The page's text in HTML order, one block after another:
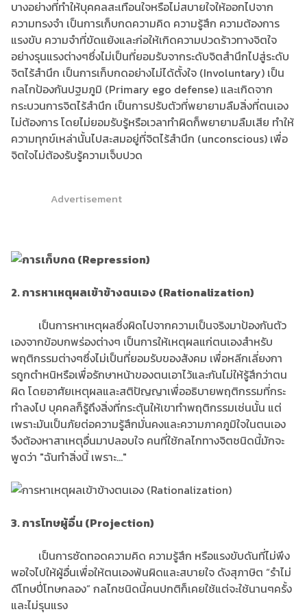
บางอย่างที่ทําให้บุคคลสะเทือนใจหรือไม่สบายใจให้ออกไปจาก
ความทรงจํา เป็นการเก็บกดความคิด ความรู้สึก ความต้องการ
แรงขับ ความจําที่ขัดแย้งและก่อให้เกิดความปวดร้าวทางจิตใจ
อย่างรุนแรงต่างๆซึ่งไม่เป็นที่ยอมรับจากระดับจิตสํานึกไปสู่ระดับ
จิตไร้สํานึก เป็นการเก็บกดอย่างไม่ได้ตั้งใจ (Involuntary) เป็น
กลไกป้องกันปฐมภูมิ (Primary ego defense) และเกิดจาก
กระบวนการจิตไร้สํานึก เป็นการปรับตัวที่พยายามลืมสิ่งที่ตนเอง
ไม่ต้องการ โดยไม่ยอมรับรู้หรือเวลาทําผิดก็พยายามลืมเสีย ทําให้
ความทุกข์เหล่านั้นไปสะสมอยู่ที่จิตไร้สํานึก (unconscious) เพื่อ
จิตใจไม่ต้องรับรู้ความเจ็บปวด
Advertisement
2. การหาเหตุผลเข้าข้างตนเอง (Rationalization)
เป็นการหาเหตุผลซึ่งผิดไปจากความเป็นจริงมาป้องกันตัว
เองจากข้อบกพร่องต่างๆ เป็นการให้เหตุผลแก่ตนเองสําหรับ
พฤติกรรมต่างๆซึ่งไม่เป็นที่ยอมรับของสังคม เพื่อหลีกเลี่ยงกา
รถูกตําหนิหรือเพื่อรักษาหน้าของตนเอาไว้และกันไม่ให้รู้สึกว่าตน
ผิด โดยอาศัยเหตุผลและสติปัญญาเพื่ออธิบายพฤติกรรมที่กระ
ทําลงไป บุคคลก็รู้ถึงสิ่งที่กระตุ้นให้เขาทําพฤติกรรมเช่นนั้น แต่
เพราะมันเป็นภัยต่อความรู้สึกมั่นคงและความภาคภูมิใจในตนเอง
จึงต้องหาสาเหตุอื่นมาปลอบใจ คนที่ใช้กลไกทางจิตชนิดนี้มักจะ
พูดว่า "ฉันทําสิ่งนี้ เพราะ..."
3. การโทษผู้อื่น (Projection)
เป็นการซัดทอดความคิด ความรู้สึก หรือแรงขับดันที่ไม่พึง
พอใจไปให้ผู้อื่นเพื่อให้ตนเองพ้นผิดและสบายใจ ดังสุภาษิต “รําไม่
ดีโทษปี่โทษกลอง” กลไกชนิดนี้คนปกติก็เคยใช้แต่จะใช้นานๆครั้ง
และไม่รุนแรง